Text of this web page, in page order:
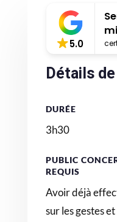
5.0
Détails
DURÉE
3h30
PUBLIC
REQUIS
Avoir déjà
sur les gestes